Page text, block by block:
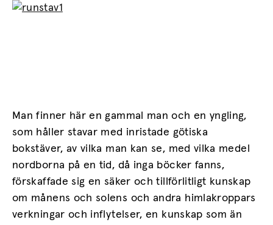
Man finner här en gammal man och en yngling,
som håller stavar med inristade götiska
bokstäver, av vilka man kan se, med vilka medel
nordborna på en tid, då inga böcker fanns,
förskaffade sig en säker och tillförlitligt kunskap
om månens och solens och andra himlakroppars
verkningar och inflytelser, en kunskap som än